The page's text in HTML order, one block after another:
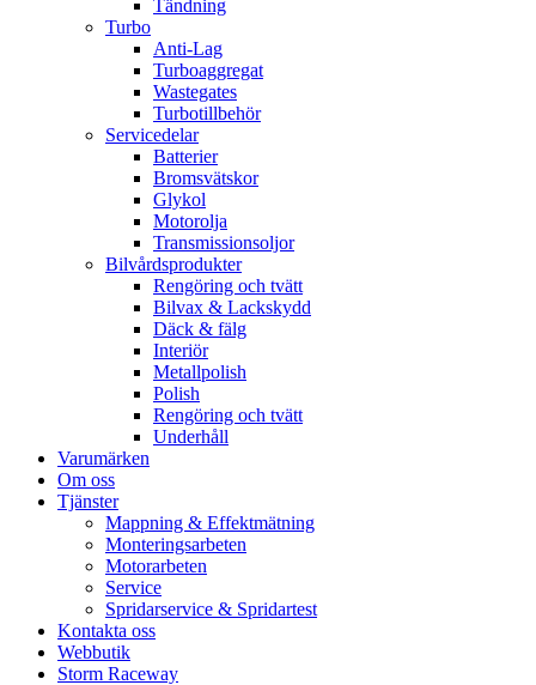
Tändning
Turbo
Anti-Lag
Turboaggregat
Wastegates
Turbotillbehör
Servicedelar
Batterier
Bromsvätskor
Glykol
Motorolja
Transmissionsoljor
Bilvårdsprodukter
Rengöring och tvätt
Bilvax & Lackskydd
Däck & fälg
Interiör
Metallpolish
Polish
Rengöring och tvätt
Underhåll
Varumärken
Om oss
Tjänster
Mappning & Effektmätning
Monteringsarbeten
Motorarbeten
Service
Spridarservice & Spridartest
Kontakta oss
Webbutik
Storm Raceway